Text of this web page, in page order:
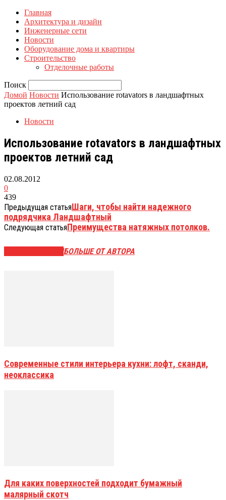
Главная
Архитектура и дизайн
Инженерные сети
Новости
Оборудование дома и квартиры
Строительство
Отделочные работы
Поиск
Домой Новости Использование rotavators в ландшафтных
проектов летний сад
Новости
Использование rotavators в ландшафтных
проектов летний сад
02.08.2012
0
439
Предыдущая статьяШаги, чтобы найти надежного
подрядчика Ландшафтный
Следующая статьяПреимущества натяжных потолков.
БОЛЬШЕ ОТ АВТОРА
Современные стили интерьера кухни: лофт, сканди,
неоклассика
Для каких поверхностей подходит бумажный
малярный скотч